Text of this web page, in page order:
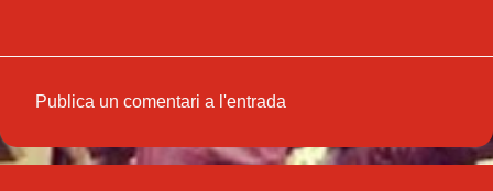
Publica un comentari a l'entrada